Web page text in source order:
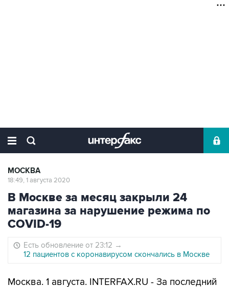
МОСКВА
18:49, 1 августа 2020
В Москве за месяц закрыли 24
магазина за нарушение режима по
COVID-19
Есть обновление от 23:12 →
12 пациентов с коронавирусом скончались в Москве
Москва. 1 августа. INTERFAX.RU - За последний